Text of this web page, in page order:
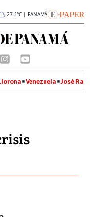
27.5°C | PANAMÁ
Venezuela José